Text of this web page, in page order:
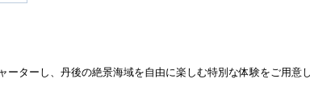
ターし、丹後の絶景海域を自由に楽しむ特別な体験をご用意し